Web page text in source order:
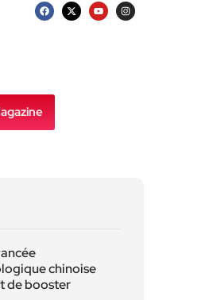
chinoise
de booster